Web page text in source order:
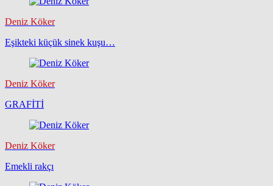
Deniz Köker
Eşikteki küçük sinek kuşu…
Deniz Köker
GRAFİTİ
Deniz Köker
Emekli rakçı